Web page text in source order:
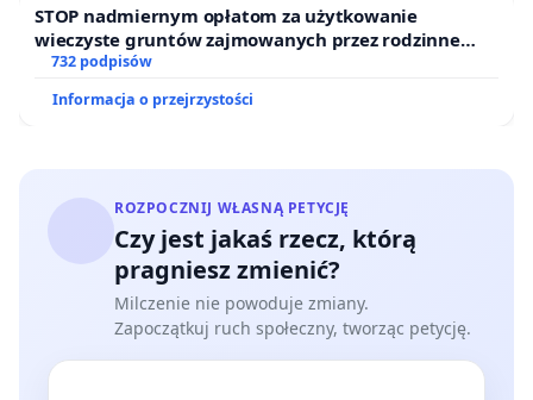
STOP nadmiernym opłatom za użytkowanie
wieczyste gruntów zajmowanych przez rodzinne
ogrody działkowe.
732 podpisów
Informacja o przejrzystości
ROZPOCZNIJ WŁASNĄ PETYCJĘ
Czy jest jakaś rzecz, którą
pragniesz zmienić?
Milczenie nie powoduje zmiany.
Zapoczątkuj ruch społeczny, tworząc petycję.